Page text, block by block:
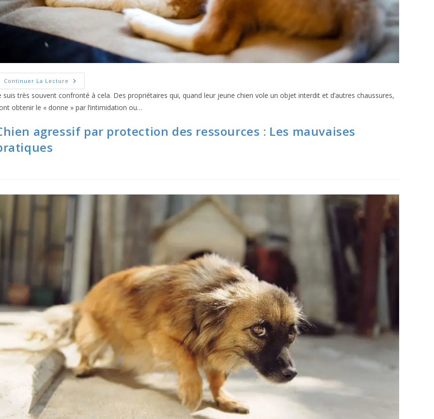
Continuer La Lecture Chien
Agressif
Par
Protection
Des
Ressources
Les
Mauvaises
Pratiques
suis très souvent confronté à cela. Des propriétaires qui, quand leur jeune chien vole un objet interdit et d’autres chaussures,
obtenir le « donne » par l’intimidation ou…
agressif par protection des ressources : Les mauvaises